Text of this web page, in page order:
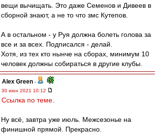
вещи вычищать. Это даже Семенов и Дивеев в
сборной знают, а не то что змс Кутепов.
А в остальном - у Руя должна болеть голова за
все и за всех. Подписался - делай.
Хотя, из тех кто нынче на сборах, минимум 10
человек должны собираться в другие клубы.
Alex Green -
30 июн 2021 10:12
Ссылка по теме
Ну всё, завтра уже июль. Межсезонье на
финишной прямой. Прекрасно.